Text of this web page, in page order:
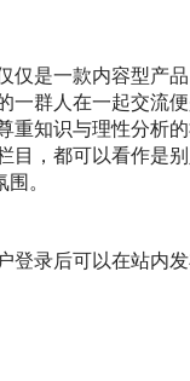
仅是一款内容型产
一群人在一起交流
知识与理性分析的
目，都可以看作是
。
登录后可以在站内